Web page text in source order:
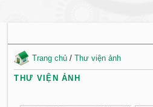
Trang chủ /Thư viện ảnh
THƯ VIỆN ẢNH